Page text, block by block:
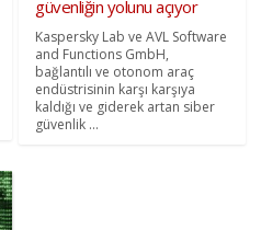
güvenliğin yolunu açıyor
Kaspersky Lab ve AVL Software
and Functions GmbH,
bağlantılı ve otonom araç
endüstrisinin karşı karşıya
kaldığı ve giderek artan siber
güvenlik ...